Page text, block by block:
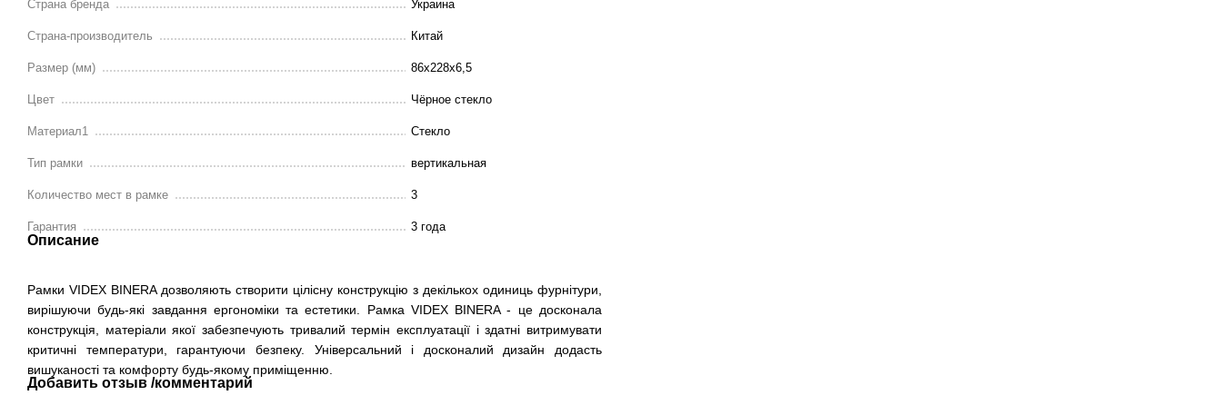
Страна бренда Украина
Страна-производитель Китай
Размер (мм) 86х228х6,5
Цвет Чёрное стекло
Материал1 Стекло
Тип рамки вертикальная
Количество мест в рамке 3
Гарантия 3 года
Описание
Рамки VIDEX BINERA дозволяють створити цілісну конструкцію з декількох одиниць фурнітури,
вирішуючи будь-які завдання ергономіки та естетики. Рамка VIDEX BINERA - це досконала
конструкція, матеріали якої забезпечують тривалий термін експлуатації і здатні витримувати
критичні температури, гарантуючи безпеку. Універсальний і досконалий дизайн додасть
вишуканості та комфорту будь-якому приміщенню.
Добавить отзыв /комментарий